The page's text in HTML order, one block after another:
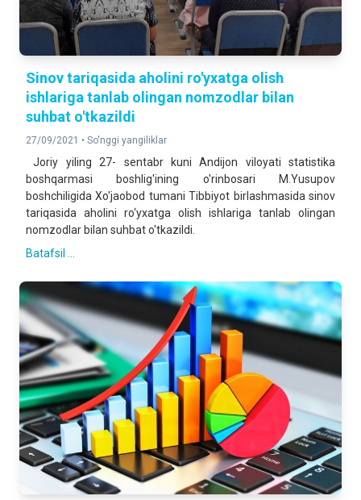
Sinov tariqasida aholini ro'yxatga olish
ishlariga tanlab olingan nomzodlar bilan
suhbat o'tkazildi
27/09/2021 • So'nggi yangiliklar
Joriy yiling 27- sentabr kuni Andijon viloyati statistika
boshqarmasi boshlig'ining o'rinbosari M.Yusupov
boshchiligida Xo'jaobod tumani Tibbiyot birlashmasida sinov
tariqasida aholini ro‘yxatga olish ishlariga tanlab olingan
nomzodlar bilan suhbat o'tkazildi.
Batafsil ...